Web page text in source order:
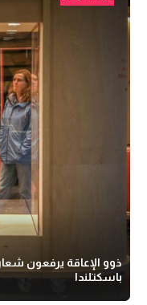
ذوو الإعاقة يرفعون
باسكتلندا